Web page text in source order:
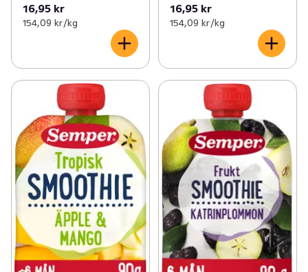
16,95 kr
154,09 kr /kg
16,95 kr
154,09 kr /kg